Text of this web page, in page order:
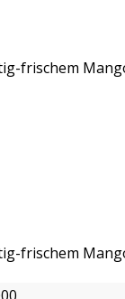
frischem
frischem